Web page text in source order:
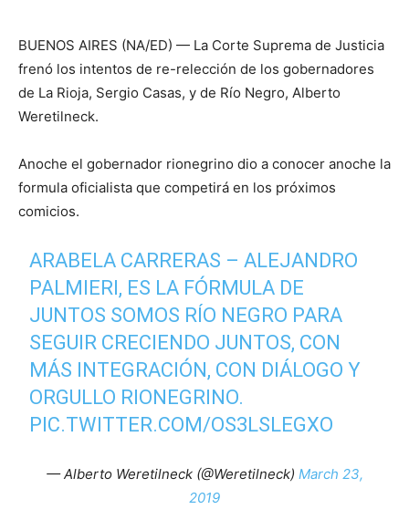
BUENOS AIRES (NA/ED) — La Corte Suprema de Justicia
frenó los intentos de re-relección de los gobernadores
de La Rioja, Sergio Casas, y de Río Negro, Alberto
Weretilneck.
Anoche el gobernador rionegrino dio a conocer anoche la
formula oficialista que competirá en los próximos
comicios.
ARABELA CARRERAS – ALEJANDRO
PALMIERI, ES LA FÓRMULA DE
JUNTOS SOMOS RÍO NEGRO PARA
SEGUIR CRECIENDO JUNTOS, CON
MÁS INTEGRACIÓN, CON DIÁLOGO Y
ORGULLO RIONEGRINO.
PIC.TWITTER.COM/OS3LSLEGXO
— Alberto Weretilneck (@Weretilneck) March 23,
2019